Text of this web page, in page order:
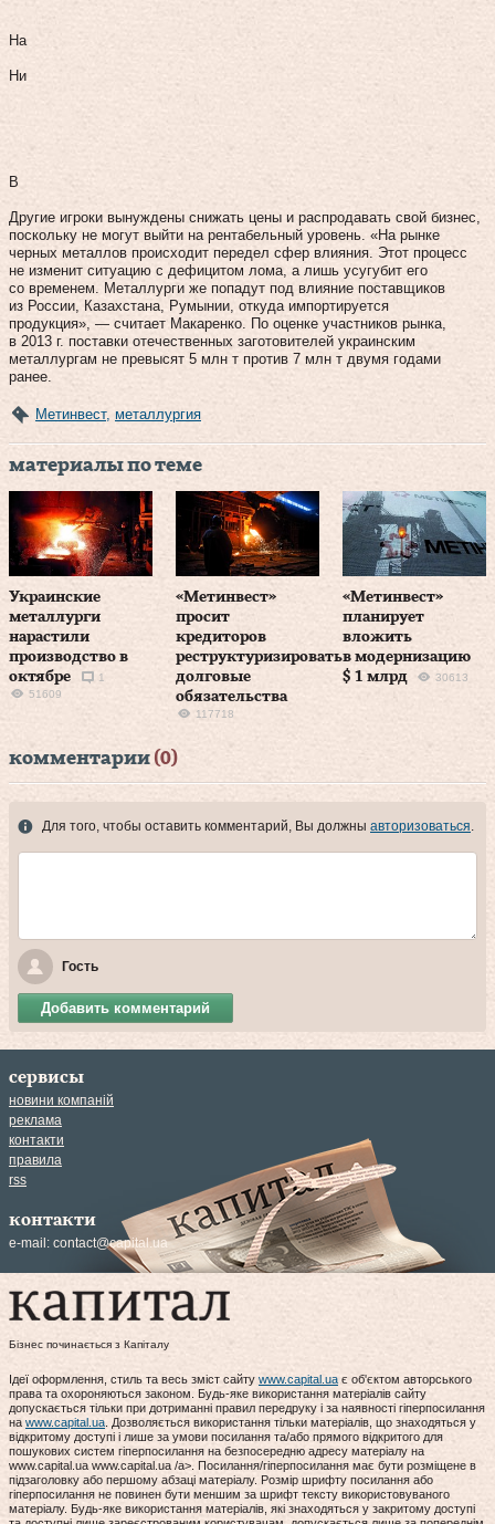
На
Ни
В
Другие игроки вынуждены снижать цены и распродавать свой бизнес,
поскольку не могут выйти на рентабельный уровень. «На рынке
черных металлов происходит передел сфер влияния. Этот процесс
не изменит ситуацию с дефицитом лома, а лишь усугубит его
со временем. Металлурги же попадут под влияние поставщиков
из России, Казахстана, Румынии, откуда импортируется
продукция», — считает Макаренко. По оценке участников рынка,
в 2013 г. поставки отечественных заготовителей украинским
металлургам не превысят 5 млн т против 7 млн т двумя годами
ранее.
Метинвест, металлургия
материалы по теме
Украинские
металлурги
нарастили
производство в
октябре
1
51609
«Метинвест»
просит
кредиторов
реструктуризировать
долговые
обязательства
117718
«Метинвест»
планирует
вложить
в модернизацию
$ 1 млрд
30613
комментарии (0)
Для того, чтобы оставить комментарий, Вы должны авторизоваться.
Гость
Добавить комментарий
сервисы
новини компаній
реклама
контакти
правила
rss
контакти
e-mail: contact@capital.ua
Бізнес починається з Капіталу
Ідеї оформлення, стиль та весь зміст сайту www.capital.uaє об'єктом авторського
права та охороняються законом. Будь-яке використання матеріалів сайту
допускається тільки при дотриманні правил передруку і за наявності гіперпосилання
на www.capital.ua. Дозволяється використання тільки матеріалів, що знаходяться у
відкритому доступі і лише за умови посилання та/або прямого відкритого для
пошукових систем гіперпосилання на безпосередню адресу матеріалу на
www.capital.ua www.capital.ua /a>. Посилання/гіперпосилання має бути розміщене в
підзаголовку або першому абзаці матеріалу. Розмір шрифту посилання або
гіперпосилання не повинен бути меншим за шрифт тексту використовуваного
матеріалу. Будь-яке використання матеріалів, які знаходяться у закритому доступі